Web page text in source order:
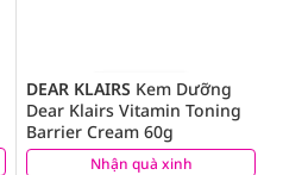
Nhận quà xinh
DEAR KLAIRS Kem Dưỡng
Dear Klairs Vitamin Toning
Barrier Cream 60g
(0)